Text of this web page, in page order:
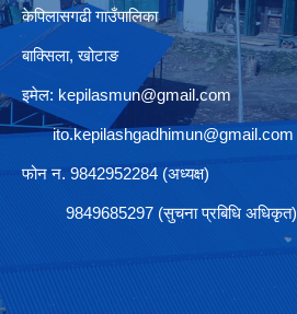
केपिलासगढी गाउँपालिका
बाक्सिला, खोटाङ
इमेल: kepilasmun@gmail.com
ito.kepilashgadhimun@gmail.com
फोन न. 9842952284 (अध्यक्ष)
9849685297 (सुचना प्रबिधि अधिकृत)